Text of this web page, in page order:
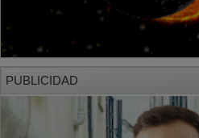
PUBLICIDAD